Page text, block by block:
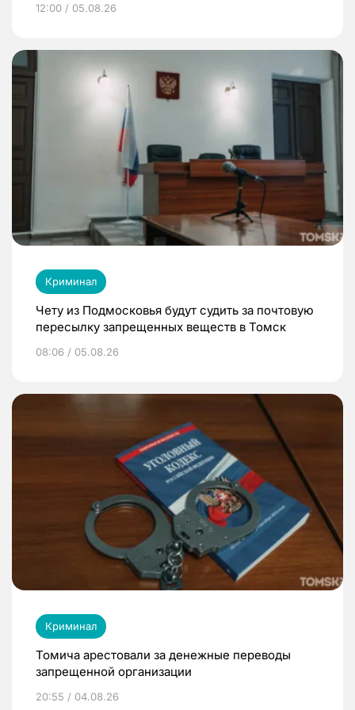
12:00 / 05.08.26
Криминал
Чету из Подмосковья будут судить за почтовую
пересылку запрещенных веществ в Томск
08:06 / 05.08.26
Криминал
Томича арестовали за денежные переводы
запрещенной организации
20:55 / 04.08.26